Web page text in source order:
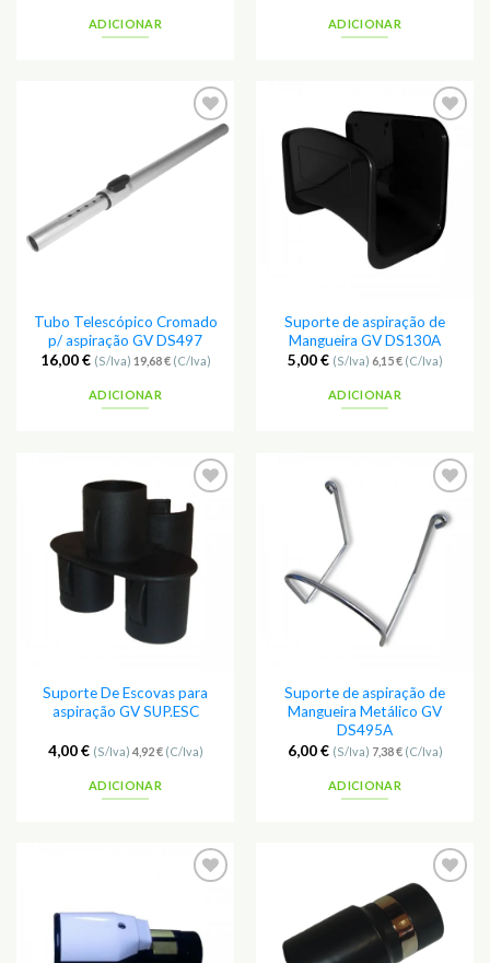
ADICIONAR ADICIONAR
Tubo Telescópico Cromado
p/ aspiração GV DS497
16,00€ (S/Iva) 19,68€(C/Iva)
ADICIONAR
Suporte de aspiração de
Mangueira GV DS130A
5,00€ (S/Iva) 6,15€(C/Iva)
ADICIONAR
Suporte De Escovas para
aspiração GV SUP.ESC
4,00€ (S/Iva) 4,92€(C/Iva)
ADICIONAR
Suporte de aspiração de
Mangueira Metálico GV
DS495A
6,00€ (S/Iva) 7,38€(C/Iva)
ADICIONAR